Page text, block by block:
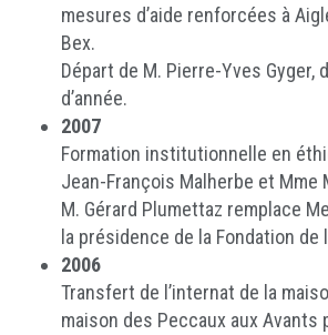
mesures d’aide renforcées à
Bex.
Départ de M. Pierre-Yves Gyger,
d’année.
2007
Formation institutionnelle en
Jean-François Malherbe et Mme
M. Gérard Plumettaz remplace
la présidence de la Fondation de
2006
Transfert de l’internat de la
maison des Peccaux aux Avants